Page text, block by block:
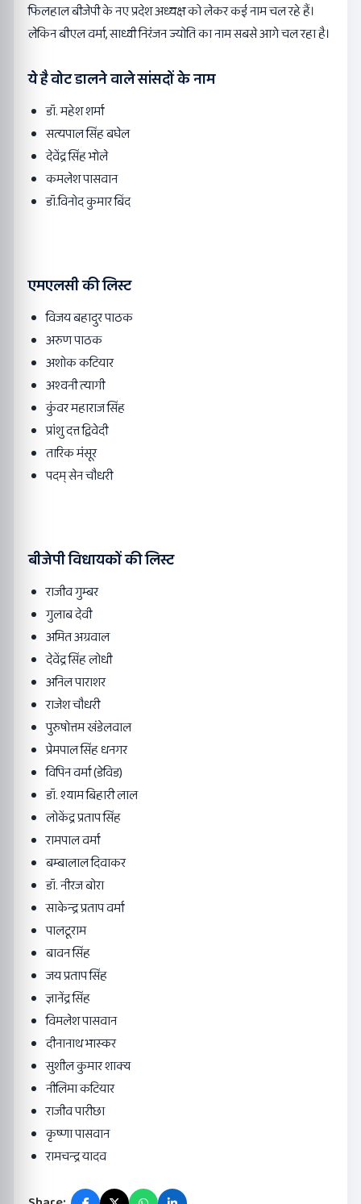
फिलहाल बीजेपी के नए प्रदेश अध्यक्ष को लेकर कई नाम चल रहे हैं।
लेकिन बीएल वर्मा, साध्वी निरंजन ज्योति का नाम सबसे आगे चल रहा है।
ये है वोट डालने वाले सांसदों के नाम
डॉ. महेश शर्मा
सत्यपाल सिंह बघेल
देवेंद्र सिंह भोले
कमलेश पासवान
डॉ.विनोद कुमार बिंद
एमएलसी की लिस्ट
विजय बहादुर पाठक
अरुण पाठक
अशोक कटियार
अश्वनी त्यागी
कुंवर महाराज सिंह
प्रांशु दत्त द्विवेदी
तारिक मंसूर
पदम् सेन चौधरी
बीजेपी विधायकों की लिस्ट
राजीव गुम्बर
गुलाब देवी
अमित अग्रवाल
देवेंद्र सिंह लोधी
अनिल पाराशर
राजेश चौधरी
पुरुषोत्तम खंडेलवाल
प्रेमपाल सिंह धनगर
विपिन वर्मा (डेविड)
डॉ. श्याम बिहारी लाल
लोकेंद्र प्रताप सिंह
रामपाल वर्मा
बम्बालाल दिवाकर
डॉ. नीरज बोरा
साकेन्द्र प्रताप वर्मा
पालटूराम
बावन सिंह
जय प्रताप सिंह
ज्ञानेंद्र सिंह
विमलेश पासवान
दीनानाथ भास्कर
सुशील कुमार शाक्य
नीलिमा कटियार
राजीव पारीछा
कृष्णा पासवान
रामचन्द्र यादव